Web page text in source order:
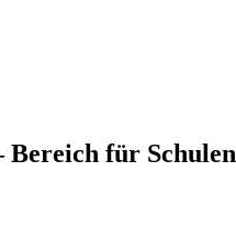
für Schulen